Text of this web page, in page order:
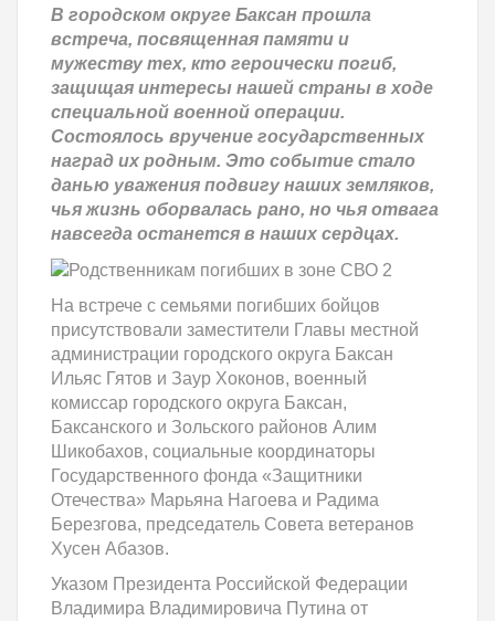
В городском округе Баксан прошла
встреча, посвященная памяти и
мужеству тех, кто героически погиб,
защищая интересы нашей страны в ходе
специальной военной операции.
Состоялось вручение государственных
наград их родным. Это событие стало
данью уважения подвигу наших земляков,
чья жизнь оборвалась рано, но чья отвага
навсегда останется в наших сердцах.
На встрече с семьями погибших бойцов
присутствовали заместители Главы местной
администрации городского округа Баксан
Ильяс Гятов и Заур Хоконов, военный
комиссар городского округа Баксан,
Баксанского и Зольского районов Алим
Шикобахов, социальные координаторы
Государственного фонда «Защитники
Отечества» Марьяна Нагоева и Радима
Березгова, председатель Совета ветеранов
Хусен Абазов.
Указом Президента Российской Федерации
Владимира Владимировича Путина от